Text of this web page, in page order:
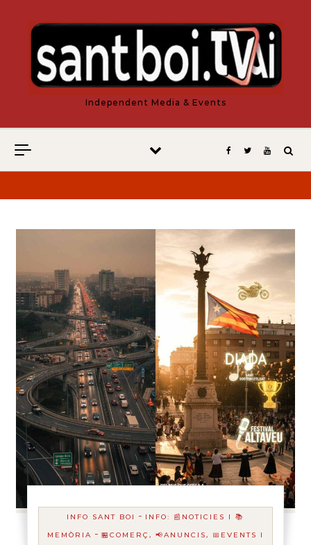
Independent Media & Events
INFO SANT BOI - INFO: 📰NOTICIES I 📚
MEMÒRIA - 🏪COMERÇ, 📢ANUNCIS, 📅EVENTS I